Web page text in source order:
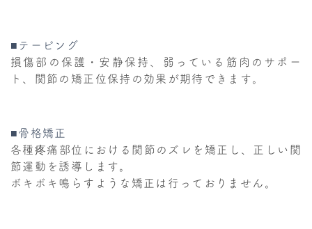
■テーピング
損傷部の保護・安静保持、弱っている筋肉のサポー
ト、関節の矯正位保持の効果が期待できます。
■骨格矯正
各種疼痛部位における関節のズレを矯正し、正しい関
節運動を誘導します。
ボキボキ鳴らすような矯正は行っておりません。